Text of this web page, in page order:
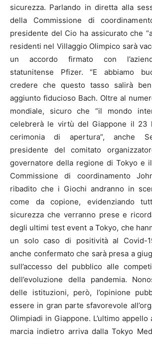
sicurezza. Parlando in diretta alla
della Commissione di
presidente del Cio ha assicurato che
residenti nel Villaggio Olimpico sarà
un accordo firmato con
statunitense Pfizer. “E abbiamo
credere che questo tasso salirà ben
aggiunto fiducioso Bach. Oltre al
mondiale, sicuro che “il mondo
celebrerà le virtù del Giappone il 23
cerimonia di apertura”, anche
presidente del comitato
governatore della regione di Tokyo e
Commissione di coordinamento
ribadito che i Giochi andranno in
come da copione, evidenziando
sicurezza che verranno prese e
degli ultimi test event a Tokyo, che
un solo caso di positività al Covid-
anche confermato che sarà presa a
sull’accesso del pubblico alle
dell’evoluzione della pandemia.
delle istituzioni, però, l’opinione
essere in gran parte sfavorevole
Olimpiadi in Giappone. L’ultimo appello
marcia indietro arriva dalla Tokyo